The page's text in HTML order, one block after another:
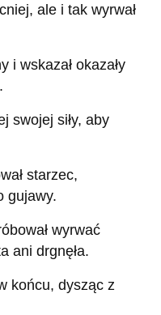
ale i tak wyrwał
i wskazał okazały
swojej siły, aby
starzec,
gujawy.
wyrwać
ani drgnęła.
końcu, dysząc z